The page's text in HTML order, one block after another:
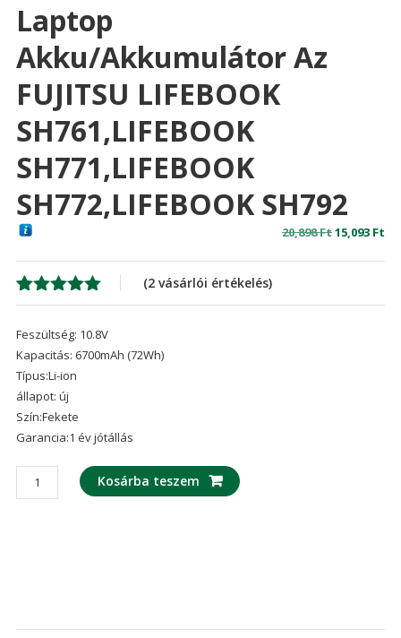
Laptop
Akku/akkumulátor Az
FUJITSU LIFEBOOK
SH761,LIFEBOOK
SH771,LIFEBOOK
SH772,LIFEBOOK SH792
20,898FtOriginal
15,093 Ft
Értékelés
ből,
2
értékelés
alapján
(2 vásárlói értékelés)
Feszültség: 10.8V
Kapacitás: 6700mAh (72Wh)
Típus:Li-ion
állapot: új
Szín:Fekete
Garancia:1 év jótállás
laptop
akku/akkumulátor
Kosárba teszem